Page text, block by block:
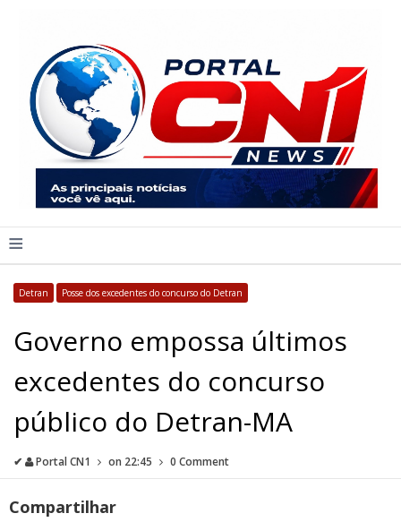
≡
Detran Posse dos excedentes do concurso do Detran
Governo empossa últimos
excedentes do concurso
público do Detran-MA
✔ Portal CN1 on 22:45 0 Comment
Compartilhar